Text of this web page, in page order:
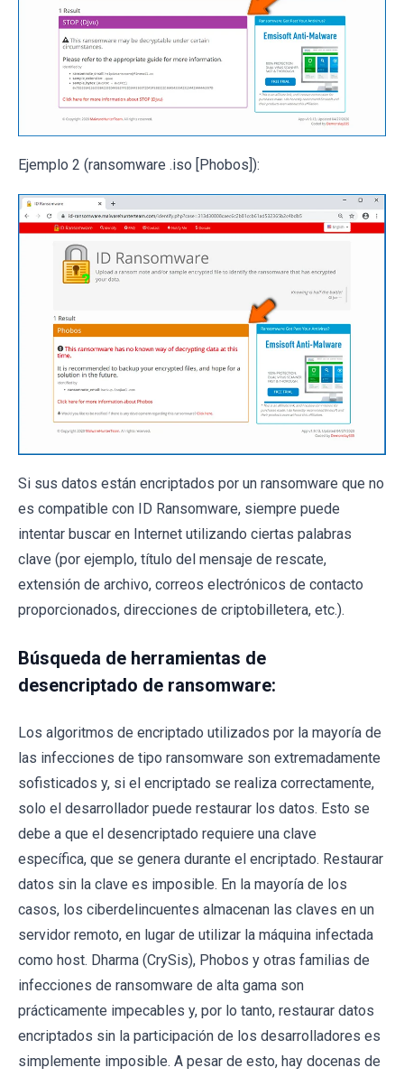
Ejemplo 2 (ransomware .iso [Phobos]):
Si sus datos están encriptados por un ransomware que no
es compatible con ID Ransomware, siempre puede
intentar buscar en Internet utilizando ciertas palabras
clave (por ejemplo, título del mensaje de rescate,
extensión de archivo, correos electrónicos de contacto
proporcionados, direcciones de criptobilletera, etc.).
Búsqueda de herramientas de
desencriptado de ransomware:
Los algoritmos de encriptado utilizados por la mayoría de
las infecciones de tipo ransomware son extremadamente
sofisticados y, si el encriptado se realiza correctamente,
solo el desarrollador puede restaurar los datos. Esto se
debe a que el desencriptado requiere una clave
específica, que se genera durante el encriptado. Restaurar
datos sin la clave es imposible. En la mayoría de los
casos, los ciberdelincuentes almacenan las claves en un
servidor remoto, en lugar de utilizar la máquina infectada
como host. Dharma (CrySis), Phobos y otras familias de
infecciones de ransomware de alta gama son
prácticamente impecables y, por lo tanto, restaurar datos
encriptados sin la participación de los desarrolladores es
simplemente imposible. A pesar de esto, hay docenas de